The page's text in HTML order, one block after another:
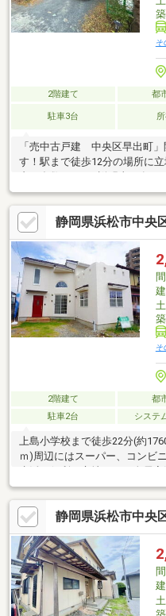
そ
2階建て 都
駐車3台
「売中古戸建 中央区早出町
す！駅まで徒歩12分の場所に
階建（1987年1月/2Ｆ:80.71㎡
静岡県浜松市中央
そ
2階建て 都
駐車2台
システ
上島小学校まで徒歩22分(約
ｍ)周辺にはスーパー、コンビ
は吹抜となっておりますので
す。ご家族との会話も弾む対
家族団らんの時間をお過ごし
ロアタイルなど、多くの箇所
ますので、引っ越し後すぐに
見学予約・ご相談など、お気軽
静岡県浜松市中央